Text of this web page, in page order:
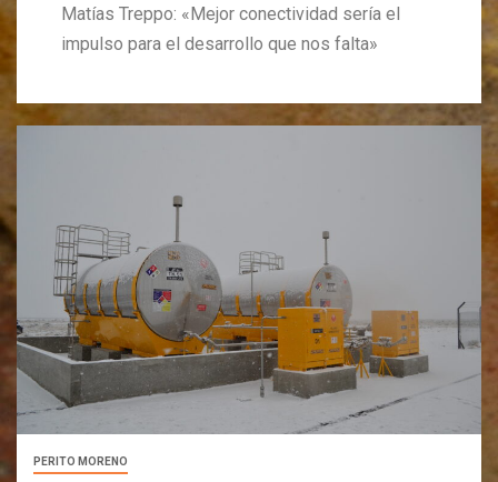
Matías Treppo: «Mejor conectividad sería el
impulso para el desarrollo que nos falta»
PERITO MORENO